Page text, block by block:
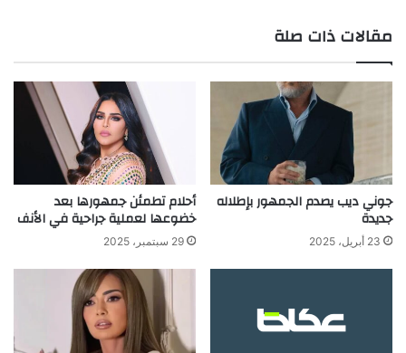
مقالات ذات صلة
‎جوني ديب يصدم الجمهور بإطلاله
جديدة
23 أبريل، 2025
أحلام تطمئن جمهورها بعد
خضوعها لعملية جراحية في الأنف
29 سبتمبر، 2025